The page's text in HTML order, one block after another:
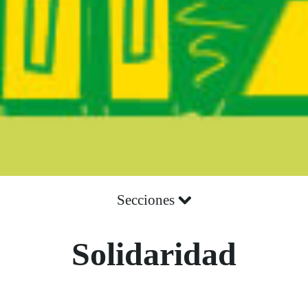
Secciones
Solidaridad